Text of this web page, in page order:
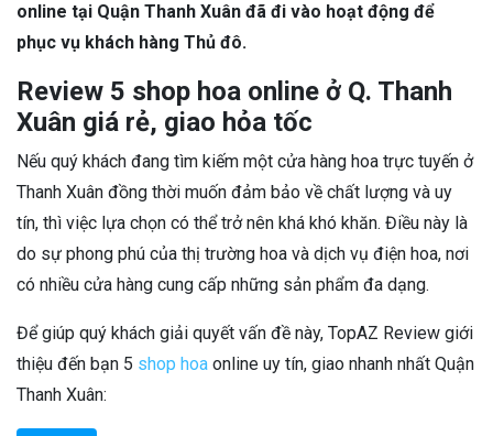
online tại Quận Thanh Xuân đã đi vào hoạt động để
phục vụ khách hàng Thủ đô.
Review 5 shop hoa online ở Q. Thanh
Xuân giá rẻ, giao hỏa tốc
Nếu quý khách đang tìm kiếm một cửa hàng hoa trực tuyến ở
Thanh Xuân đồng thời muốn đảm bảo về chất lượng và uy
tín, thì việc lựa chọn có thể trở nên khá khó khăn. Điều này là
do sự phong phú của thị trường hoa và dịch vụ điện hoa, nơi
có nhiều cửa hàng cung cấp những sản phẩm đa dạng.
Để giúp quý khách giải quyết vấn đề này, TopAZ Review giới
thiệu đến bạn 5 shop hoa online uy tín, giao nhanh nhất Quận
Thanh Xuân: